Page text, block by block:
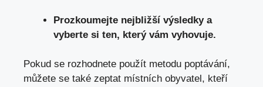
Prozkoumejte nejbližší výsledky a
vyberte si ten, který vám vyhovuje.
Pokud se rozhodnete použít metodu poptávání,
můžete se také zeptat místních obyvatel, kteří